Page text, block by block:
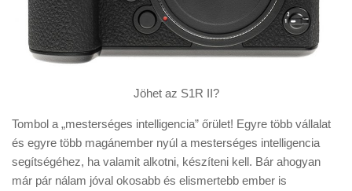
Jöhet az S1R II?
Tombol a „mesterséges intelligencia” őrület! Egyre több vállalat
és egyre több magánember nyúl a mesterséges intelligencia
segítségéhez, ha valamit alkotni, készíteni kell. Bár ahogyan
már pár nálam jóval okosabb és elismertebb ember is